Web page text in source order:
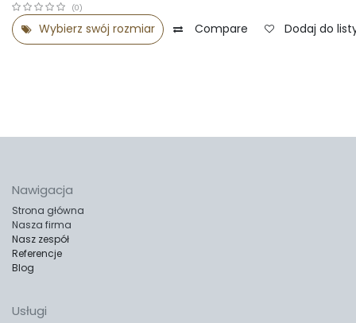
(0)
Wybierz swój rozmiar Compare Dodaj do
Nawigacja
Strona główna
Nasza firma
Nasz zespół
Referencje
Blog
Usługi